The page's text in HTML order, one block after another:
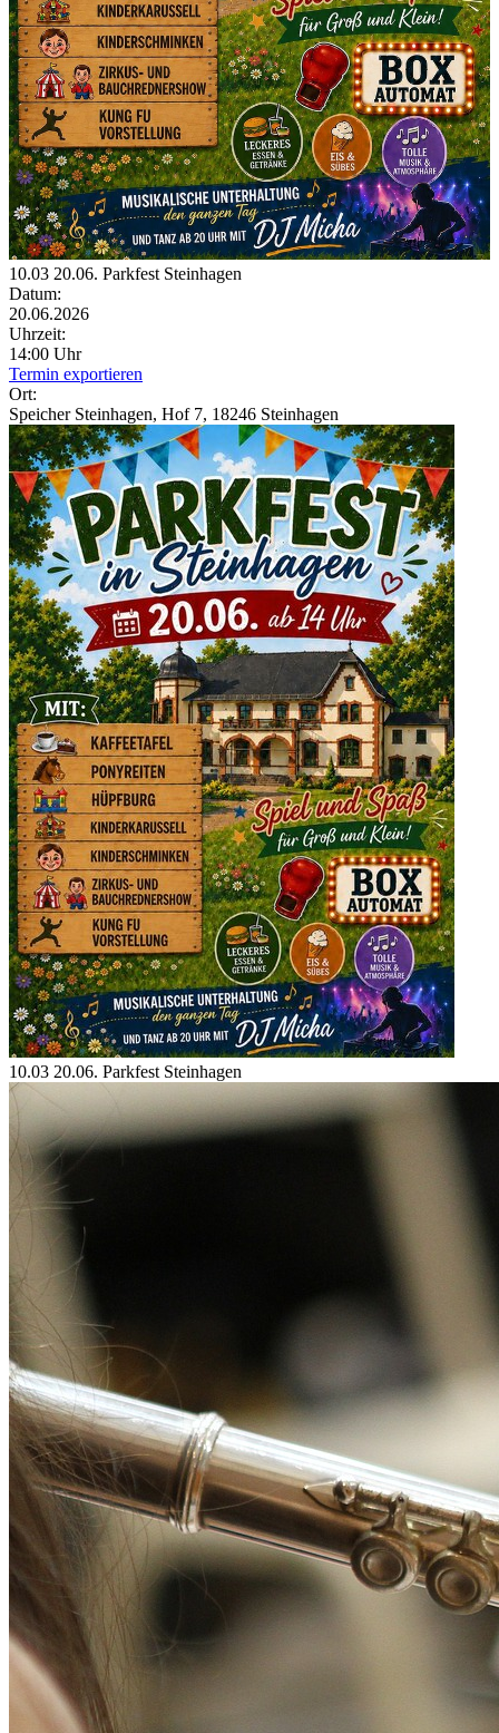
10.03 20.06. Parkfest Steinhagen
Datum:
20.06.2026
Uhrzeit:
14:00 Uhr
Termin exportieren
Ort:
Speicher Steinhagen, Hof 7, 18246 Steinhagen
10.03 20.06. Parkfest Steinhagen